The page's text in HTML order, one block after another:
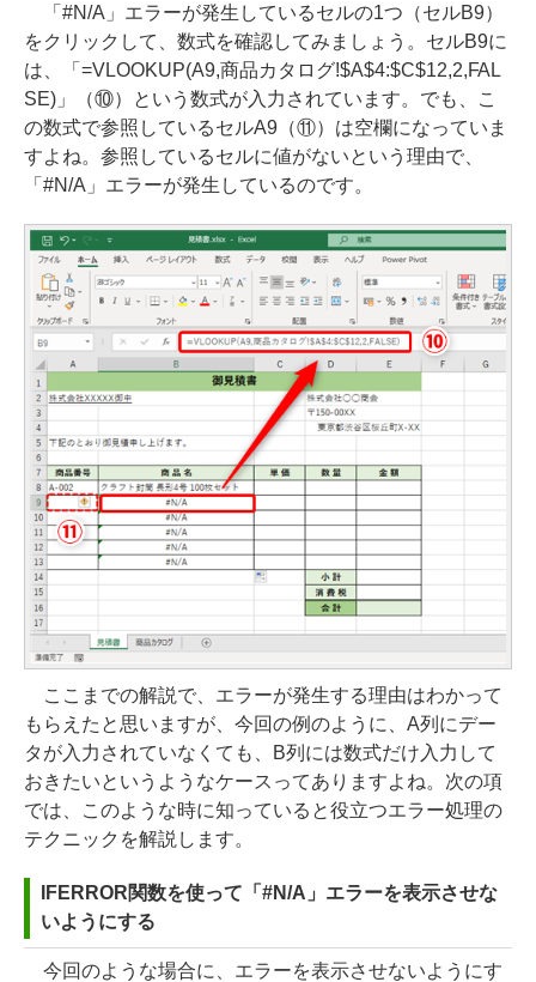
「#N/A」エラーが発生しているセルの1つ（セルB9）
をクリックして、数式を確認してみましょう。セルB9に
は、「=VLOOKUP(A9,商品カタログ!$A$4:$C$12,2,FAL
SE)」（⑩）という数式が入力されています。でも、こ
の数式で参照しているセルA9（⑪）は空欄になっていま
すよね。参照しているセルに値がないという理由で、
「#N/A」エラーが発生しているのです。
ここまでの解説で、エラーが発生する理由はわかって
もらえたと思いますが、今回の例のように、A列にデー
タが入力されていなくても、B列には数式だけ入力して
おきたいというようなケースってありますよね。次の項
では、このような時に知っていると役立つエラー処理の
テクニックを解説します。
IFERROR関数を使って「#N/A」エラーを表示させな
いようにする
今回のような場合に、エラーを表示させないようにす